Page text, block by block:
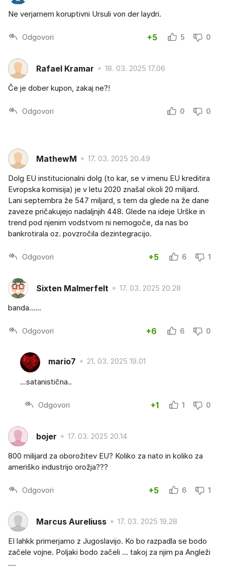
Ne verjamem koruptivni Ursuli von der laydri.
Odgovori +5 5 0
Rafael Kramar 18. 03. 2025 17.06
Če je dober kupon, zakaj ne?!
Odgovori 0 0
MathewM 17. 03. 2025 20.49
Dolg EU institucionalni dolg (to kar, se v imenu EU kreditira
Evropska komisija) je v letu 2020 znašal okoli 20 miljard.
Lani septembra že 547 miljard, s tem da glede na že dane
zaveze pričakujejo nadaljnjih 448. Glede na ideje Urške in
trend pod njenim vodstvom ni nemogoče, da nas bo
bankrotirala oz. povzročila dezintegracijo.
Odgovori +5 6 1
Sixten Malmerfelt 17. 03. 2025 20.28
banda......
Odgovori +6 6 0
mario7 21. 03. 2025 19.01
...satanistična..
Odgovori +1 1 0
bojer 17. 03. 2025 20.14
800 milijard za oborožitev EU? Koliko za nato in koliko za
ameriško industrijo orožja???
Odgovori +5 6 1
Marcus Aureliuss 17. 03. 2025 19.28
EI lahkk primerjamo z Jugoslavijo. Ko bo razpadla se bodo
začele vojne. Poljaki bodo začeli ... takoj za njim pa Angleži
....